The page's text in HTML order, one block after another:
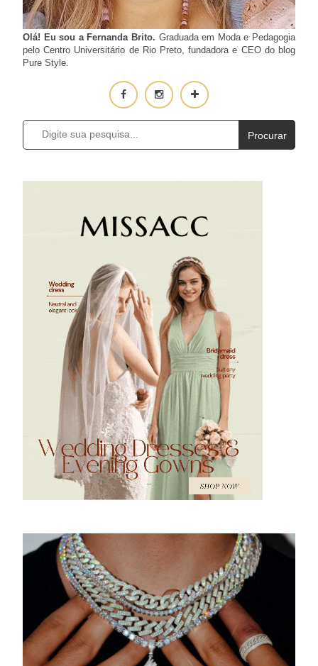
Olá! Eu sou a Fernanda Brito. Graduada em Moda e Pedagogia
pelo Centro Universitário de Rio Preto, fundadora e CEO do blog
Pure Style.
Procurar